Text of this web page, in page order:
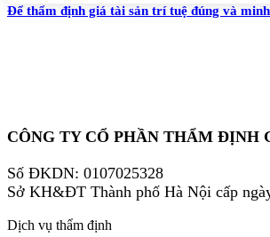
Để thẩm định giá tài sản trí tuệ đúng và
CÔNG TY CỔ PHẦN THẨM ĐỊNH
Số ĐKDN: 0107025328
Sở KH&ĐT Thành phố Hà Nội cấp
Dịch vụ thẩm định